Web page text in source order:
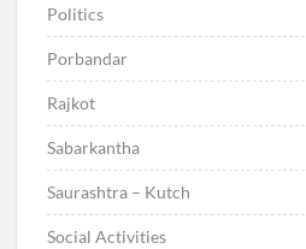
Politics
Porbandar
Rajkot
Sabarkantha
Saurashtra – Kutch
Social Activities